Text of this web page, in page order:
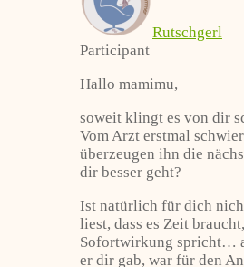
Rutschgerl
Participant
Hallo mamimu,
soweit klingt es von dir
Vom Arzt erstmal
überzeugen ihn die
dir besser geht?
Ist natürlich für dich
liest, dass es Zeit
Sofortwirkung spricht…
er dir gab, war für den